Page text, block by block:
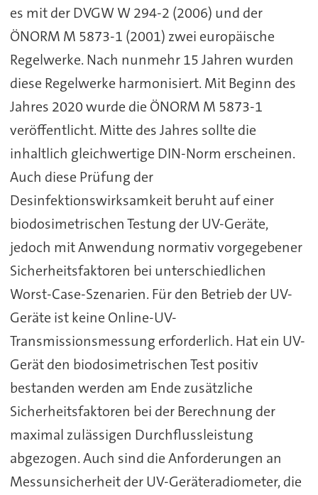
es mit der DVGW W 294-2 (2006) und der
ÖNORM M 5873-1 (2001) zwei europäische
Regelwerke. Nach nunmehr 15 Jahren wurden
diese Regelwerke harmonisiert. Mit Beginn des
Jahres 2020 wurde die ÖNORM M 5873-1
veröffentlicht. Mitte des Jahres sollte die
inhaltlich gleichwertige DIN-Norm erscheinen.
Auch diese Prüfung der
Desinfektionswirksamkeit beruht auf einer
biodosimetrischen Testung der UV-Geräte,
jedoch mit Anwendung normativ vorgegebener
Sicherheitsfaktoren bei unterschiedlichen
Worst-Case-Szenarien. Für den Betrieb der UV-
Geräte ist keine Online-UV-
Transmissionsmessung erforderlich. Hat ein UV-
Gerät den biodosimetrischen Test positiv
bestanden werden am Ende zusätzliche
Sicherheitsfaktoren bei der Berechnung der
maximal zulässigen Durchflussleistung
abgezogen. Auch sind die Anforderungen an
Messunsicherheit der UV-Geräteradiometer, die